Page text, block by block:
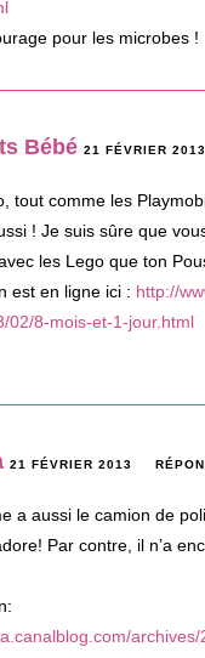
pour les microbes !
Bébé 21 FÉVRIER 2013
tout comme les
! Je suis sûre que
les Lego que ton
est en ligne ici : http://
02/8-mois-et-1-jour.html
21 FÉVRIER 2013
a aussi le camion de
Par contre, il n’a